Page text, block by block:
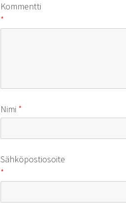
Kommentti
*
Nimi *
Sähköpostiosoite
*